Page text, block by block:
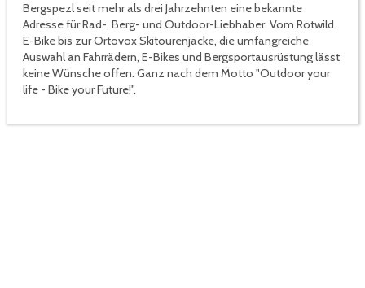
Bergspezl seit mehr als drei Jahrzehnten eine bekannte
Adresse für Rad-, Berg- und Outdoor-Liebhaber. Vom Rotwild
E-Bike bis zur Ortovox Skitourenjacke, die umfangreiche
Auswahl an Fahrrädern, E-Bikes und Bergsportausrüstung lässt
keine Wünsche offen. Ganz nach dem Motto "Outdoor your
life - Bike your Future!".